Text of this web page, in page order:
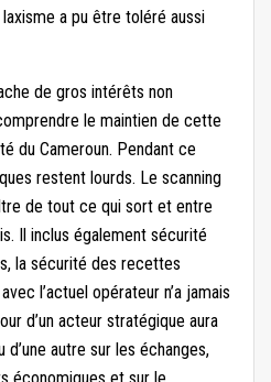
a pu être toléré aussi
de gros intérêts non
le maintien de cette
du Cameroun. Pendant ce
restent lourds. Le scanning
de tout ce qui sort et entre
Il inclus également sécurité
la sécurité des recettes
l’actuel opérateur n’a jamais
d’un acteur stratégique aura
d’une autre sur les échanges,